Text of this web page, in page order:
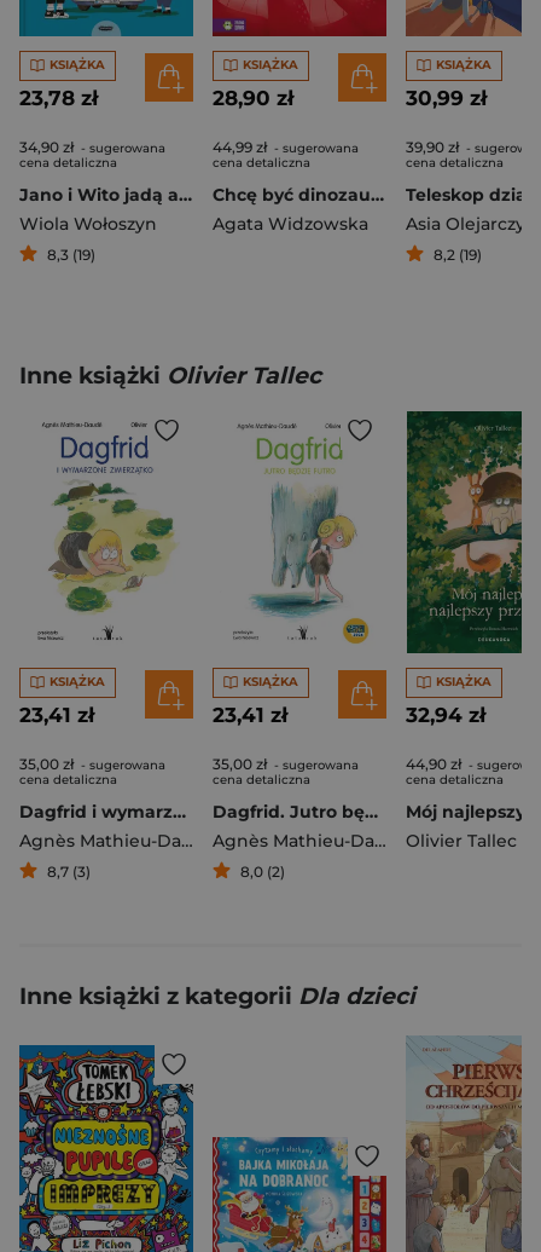
KSIĄŻKA
23,78 zł
34,90 zł - sugerowana
cena detaliczna
Jano i Wito jadą autem
Wiola Wołoszyn
8,3 (19)
KSIĄŻKA
28,90 zł
44,99 zł - sugerowana
cena detaliczna
Chcę być dinozaurem
Agata Widzowska
KSIĄŻKA
30,99 zł
39,90 zł -
cena detaliczna
Teleskop
Asia Olejarczyk
8,2 (19)
Inne książki Olivier Tallec
KSIĄŻKA
23,41 zł
35,00 zł - sugerowana
cena detaliczna
Dagfrid i wymarzone zwierzątko
Agnès Mathieu-Daudé
,Olivier Tallec
8,7 (3)
KSIĄŻKA
23,41 zł
35,00 zł - sugerowana
cena detaliczna
Dagfrid. Jutro będzie futro
Agnès Mathieu-Daudé
,Olivier Tallec
8,0 (2)
KSIĄŻKA
32,94 zł
44,90 zł -
cena detaliczna
Olivier Tallec
Inne książki z kategorii Dla dzieci